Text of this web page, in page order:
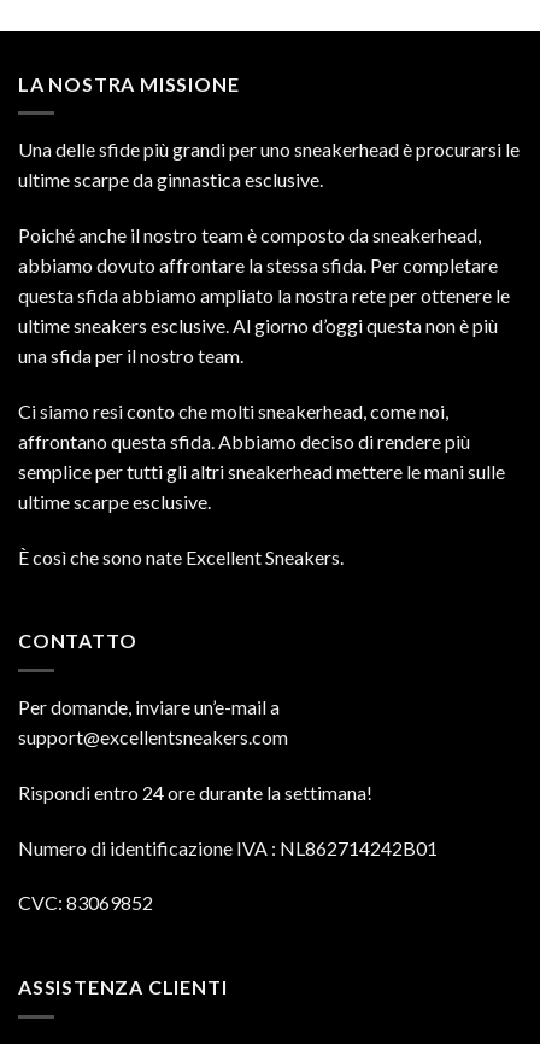
LA NOSTRA MISSIONE
Una delle sfide più grandi per uno sneakerhead è procurarsi le
ultime scarpe da ginnastica esclusive.
Poiché anche il nostro team è composto da sneakerhead,
abbiamo dovuto affrontare la stessa sfida. Per completare
questa sfida abbiamo ampliato la nostra rete per ottenere le
ultime sneakers esclusive. Al giorno d’oggi questa non è più
una sfida per il nostro team.
Ci siamo resi conto che molti sneakerhead, come noi,
affrontano questa sfida. Abbiamo deciso di rendere più
semplice per tutti gli altri sneakerhead mettere le mani sulle
ultime scarpe esclusive.
È così che sono nate Excellent Sneakers.
CONTATTO
Per domande, inviare un’e-mail a
support@excellentsneakers.com
Rispondi entro 24 ore durante la settimana!
Numero di identificazione IVA : NL862714242B01
CVC: 83069852
ASSISTENZA CLIENTI